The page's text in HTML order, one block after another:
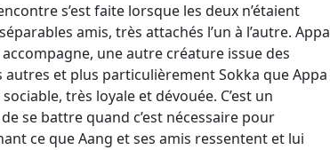
s’est faite lorsque les deux n’étaient
amis, très attachés l’un à l’autre. Appa
une autre créature issue des
autres et plus particulièrement Sokka que Appa
très loyale et dévouée. C’est un
se battre quand c’est nécessaire pour
ce que Aang et ses amis ressentent et lui